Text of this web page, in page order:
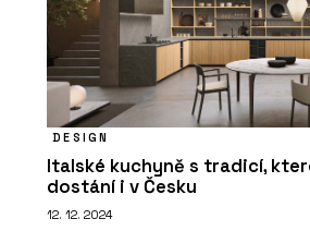
DESIGN
Italské kuchyně s tradicí,
dostání i v Česku
12. 12. 2024